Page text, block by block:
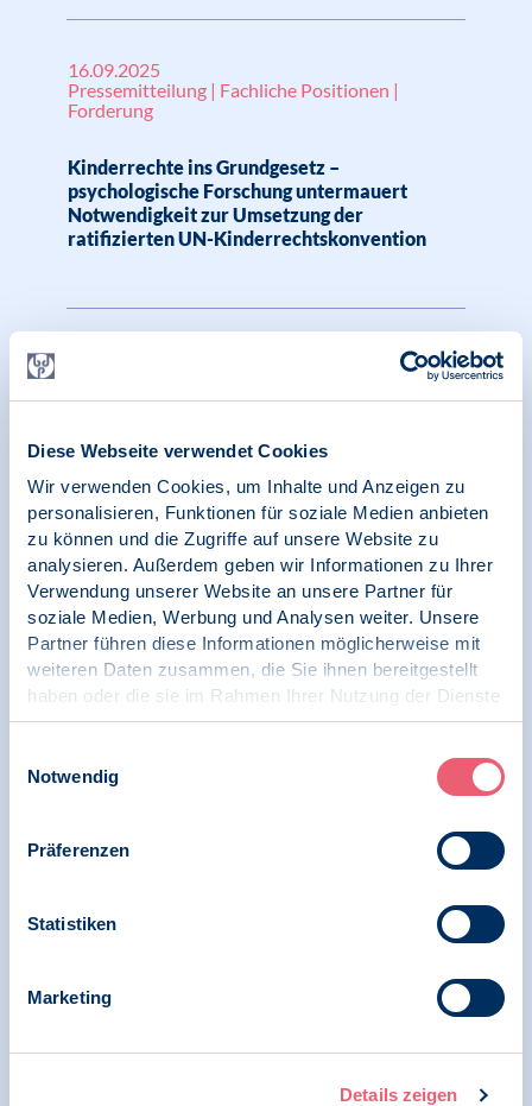
Diese Webseite verwendet Cookies
Wir verwenden Cookies, um Inhalte und Anzeigen zu
personalisieren, Funktionen für soziale Medien anbieten
zu können und die Zugriffe auf unsere Website zu
analysieren. Außerdem geben wir Informationen zu Ihrer
Verwendung unserer Website an unsere Partner für
soziale Medien, Werbung und Analysen weiter. Unsere
Partner führen diese Informationen möglicherweise mit
weiteren Daten zusammen, die Sie ihnen bereitgestellt
haben oder die sie im Rahmen Ihrer Nutzung der Dienste
gesammelt haben.
Notwendig
Präferenzen
Statistiken
Marketing
Details zeigen
16.09.2025
Pressemitteilung | Fachliche Positionen |
Forderung
Kinderrechte ins Grundgesetz –
psychologische Forschung untermauert
Notwendigkeit zur Umsetzung der
ratifizierten UN-Kinderrechtskonvention
News | Psychologie in Krisen | Menschenrechte
in Hand zur Teilnahme an Kundgebung in
Berlin vor der Bundestagswahl 2025
15.10.2024
News | Psychologie und Gesundheit
BDP begrüßt Ausgestaltung des Gesetzes zur
Inklusiven Kinder- und Jugendhilfe, sieht aber
noch deutlichen Handlungsbedarf beim
Psychologie und Gesundheit
Richtung Politik: Kinderrechte und